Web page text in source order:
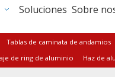
Soluciones Sobre
Tablas de caminata de andamios
de ring de aluminio Haz de